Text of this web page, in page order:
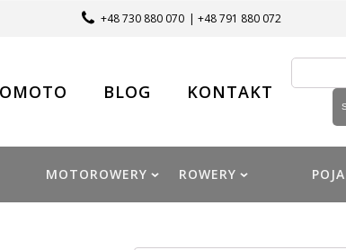
+48 730 880 070 | +48 791 880 072
BLOG KONTAKT
MOTOROWERY ROWERY